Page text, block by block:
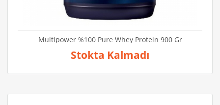
Multipower %100 Pure Whey Protein 900 Gr
Stokta Kalmadı